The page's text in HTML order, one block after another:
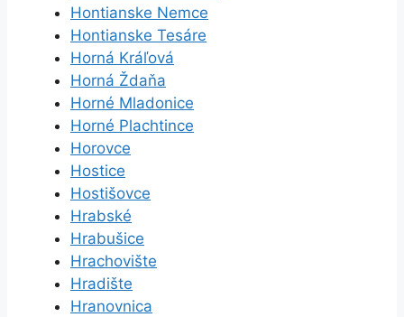
Hontianske Nemce
Hontianske Tesáre
Horná Kráľová
Horná Ždaňa
Horné Mladonice
Horné Plachtince
Horovce
Hostice
Hostišovce
Hrabské
Hrabušice
Hrachovište
Hradište
Hranovnica